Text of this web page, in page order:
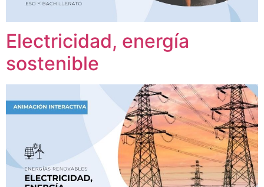
Electricidad, energía
sostenible